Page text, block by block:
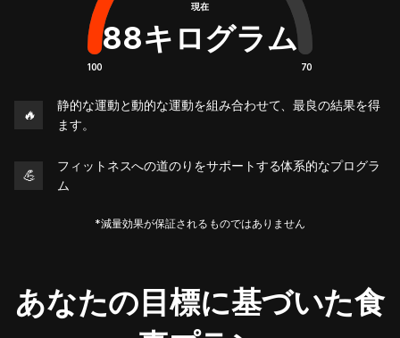
現在
88キログラム
100 70
🔥
静的な運動と動的な運動を組み合わせて、最良の結果を得
ます。
💪
フィットネスへの道のりをサポートする体系的なプログラ
ム
*減量効果が保証されるものではありません
あなたの目標に基づいた食